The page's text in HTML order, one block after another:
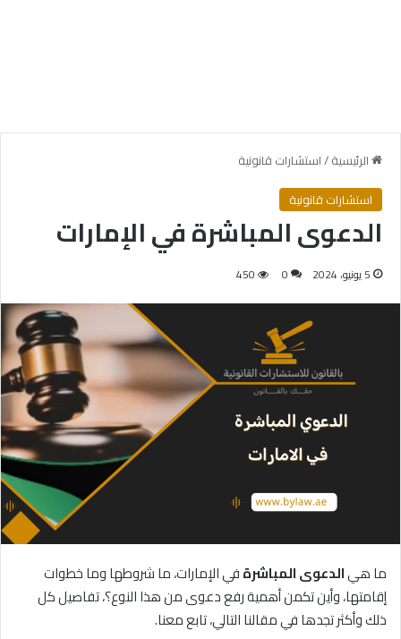
الرئيسية/استشارات قانونية
استشارات قانونية
الدعوى المباشرة في الإمارات
5 يونيو، 2024 0
450
ما هيالدعوىالمباشرةفي الإمارات، ما شروطها وما خطوات
إقامتها، وأين تكمن أهمية رفع دعوى من هذا النوع؟، تفاصيل كل
ذلك وأكثر تجدها في مقالنا التالي، تابع معنا.